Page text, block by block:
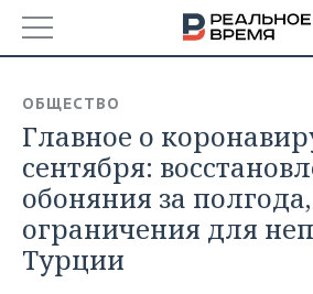
БАШКОРТОСТАН
ТАТАРСТАН
УДМУРТИЯ
НОВОСТИ
АНАЛИТИКА
НОВОСТИ АНАЛИТИКИ
ДЕКЛАРАЦИИ О ДОХОДАХ
ЭКОНОМИКА
НОВОСТИ ЭКОНОМИКИ
ПРОМЫШЛЕННОСТЬ
ОБЩЕСТВО
Главное о
сентября:
обоняния за полгода,
ограничения для
Турции